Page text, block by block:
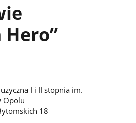
I i II stopnia im.
Opolu
18